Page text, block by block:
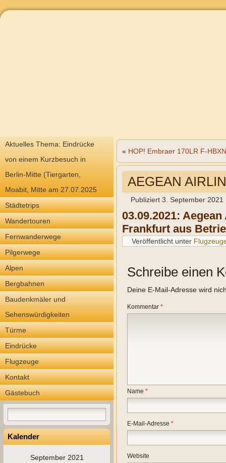
Aktuelles Thema: Eindrücke
von einem Kurzbesuch in
Berlin-Mitte (Tiergarten,
Moabit, Mitte am 27.07.2025
Städtetrips
Wandertouren
Fernwanderwege
Pilgerwege
Alpen
Bergbahnen
Baudenkmäler und
Sehenswürdigkeiten
Türme
Eindrücke
Flugzeuge
Kontakt
Gästebuch
Kalender
September 2021
« HOP! Embraer 170LR F-HBXN
AEGEAN
Publiziert 3. September 2021
03.09.2021:
Frankfurt aus
Veröffentlicht unter
Schreibe einen
Deine E-Mail-Adresse wird
Kommentar *
Name *
E-Mail-Adresse *
Website